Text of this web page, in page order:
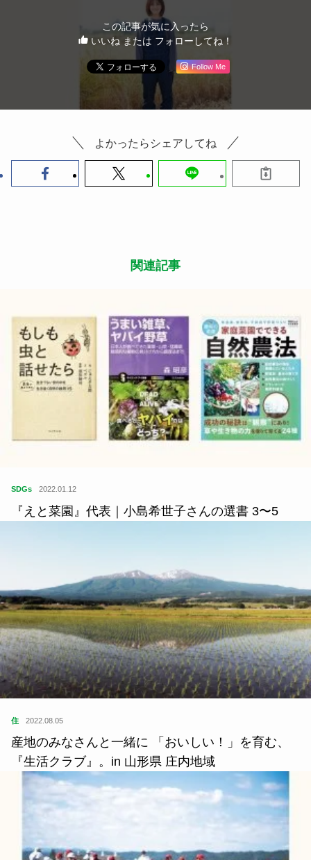
この記事が気に入ったら
いいね または フォローしてね！
Follow Me
よかったらシェアしてね
関連記事
SDGs 2022.01.12
『えと菜園』代表｜小島希世子さんの選書 3〜5
住 2022.08.05
産地のみなさんと一緒に 「おいしい！」を育む、
『生活クラブ』。in 山形県 庄内地域